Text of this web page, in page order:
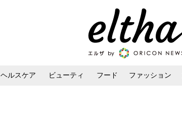
ヘルスケア ビューティ フード ファッション